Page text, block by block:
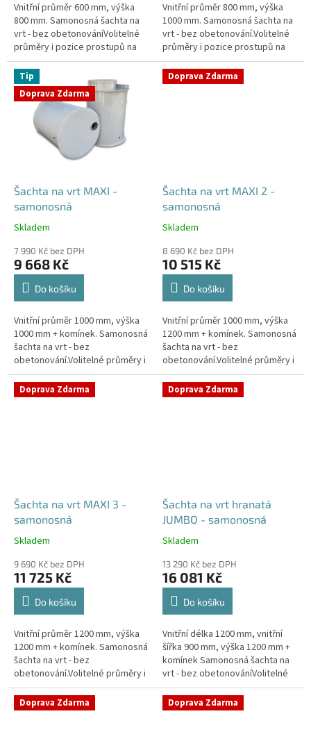
hvězdiček.
Vnitřní průměr 600 mm, výška
800 mm. Samonosná šachta na
vrt - bez obetonováníVolitelné
průměry i pozice prostupů na
pažení vrtu, hadice i elektřinu -
požadované průměry...
hvězdiček.
Vnitřní průměr 800 mm, výška
1000 mm. Samonosná šachta na
vrt - bez obetonování.Volitelné
průměry i pozice prostupů na
pažení vrtu, hadice i elektřinu -
požadované průměry...
Tip
Doprava Zdarma
Šachta na vrt MAXI -
samonosná
Průměrné
produktu
je
4,4
hvězdiček.
Skladem
7 990 Kč bez DPH
9 668 Kč
Do košíku
Vnitřní průměr 1000 mm, výška
1000 mm + komínek. Samonosná
šachta na vrt - bez
obetonování.Volitelné průměry i
pozice prostupů na pažení vrtu,
hadice i elektřinu -
požadované...
Doprava Zdarma
Šachta na vrt MAXI 2 -
samonosná
Průměrné
produktu
je
4,5
hvězdiček.
Skladem
8 690 Kč bez DPH
10 515 Kč
Do košíku
Vnitřní průměr 1000 mm, výška
1200 mm + komínek. Samonosná
šachta na vrt - bez
obetonování.Volitelné průměry i
pozice prostupů na pažení vrtu,
hadice i elektřinu -
požadované...
Doprava Zdarma
Šachta na vrt MAXI 3 -
samonosná
Průměrné
produktu
je
4,2
hvězdiček.
Skladem
9 690 Kč bez DPH
11 725 Kč
Do košíku
Vnitřní průměr 1200 mm, výška
1200 mm + komínek. Samonosná
šachta na vrt - bez
obetonování.Volitelné průměry i
pozice prostupů na pažení vrtu,
hadice i elektřinu -
požadované...
Doprava Zdarma
Šachta na vrt hranatá
JUMBO - samonosná
Průměrné
produktu
je
5,0
hvězdiček.
Skladem
13 290 Kč bez DPH
16 081 Kč
Do košíku
Vnitřní délka 1200 mm, vnitřní
šířka 900 mm, výška 1200 mm +
komínek Samonosná šachta na
vrt - bez obetonováníVolitelné
průměry i pozice prostupů na
pažení vrtu, hadice i...
Doprava Zdarma Doprava Zdarma